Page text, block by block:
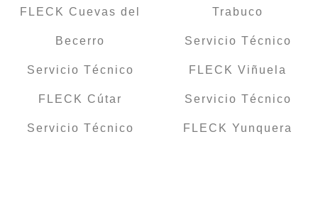
FLECK Cuevas del
Becerro
Servicio Técnico
FLECK Cútar
Servicio Técnico
Trabuco
Servicio Técnico
FLECK Viñuela
Servicio Técnico
FLECK Yunquera